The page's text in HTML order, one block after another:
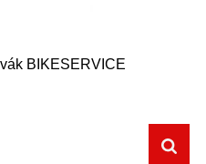
BIKESERVICE